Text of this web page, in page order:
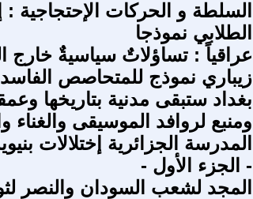
الطلابي نموذجا
عراقياً : تساؤلاتٌ سياسيةٌ خارج
زيباري نموذج للمتحاصص
بغداد ستبقى مدنية بتاريخها
ومنبع لروافد الموسيقى والغناء
المدرسة الجزائرية إختلالات
- الجزء الأول -
المجد لشعب السودان والنصر